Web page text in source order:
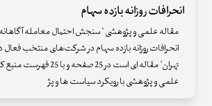
انحرافات روزانه بازده سهام
انحرافات روزانه بازده سهام در شرکت‌های منتخب فعال در
تهران" مقاله ای است در 25
علمی و پژوهشی با رویکرد سیاست ها و پژ